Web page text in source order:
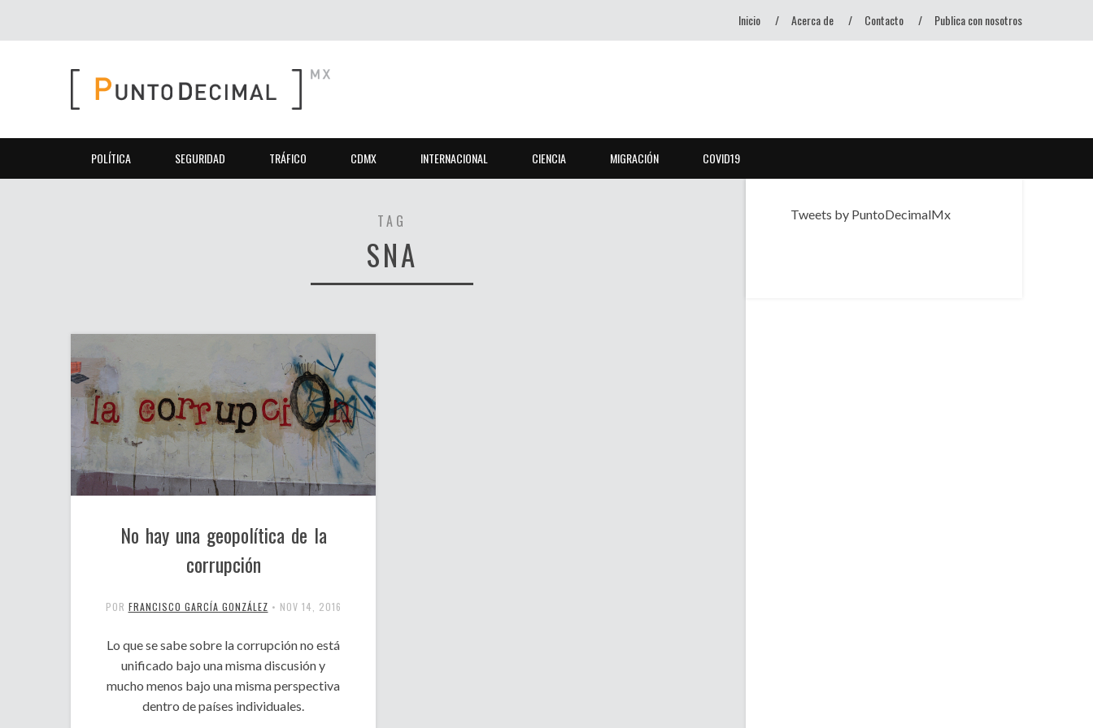
Inicio Acerca de Contacto Publica con nosotros
POLÍTICA SEGURIDAD TRÁFICO CDMX INTERNACIONAL CIENCIA MIGRACIÓN COVID19
TAG
SNA
No hay una geopolítica de la
corrupción
POR FRANCISCO GARCÍA GONZÁLEZ • NOV 14, 2016
Lo que se sabe sobre la corrupción no está
unificado bajo una misma discusión y
mucho menos bajo una misma perspectiva
dentro de países individuales.
Tweets by PuntoDecimalMx